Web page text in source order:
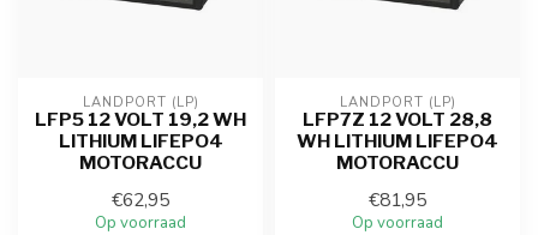
LANDPORT (LP)
LFP5 12 VOLT 19,2 WH
LITHIUM LIFEPO4
MOTORACCU
€62,95
Op voorraad
LANDPORT (LP)
LFP7Z 12 VOLT 28,8
WH LITHIUM LIFEPO4
MOTORACCU
€81,95
Op voorraad